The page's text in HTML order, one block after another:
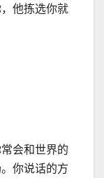
他拣选你就
会和世界的
你说话的方